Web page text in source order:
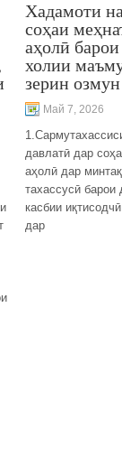
Хадамоти
соҳаи
аҳолӣ
холии
зерин
Май 7, 2026
давлатӣ дар
аҳолӣ дар
тахассусӣ
касбии
дар